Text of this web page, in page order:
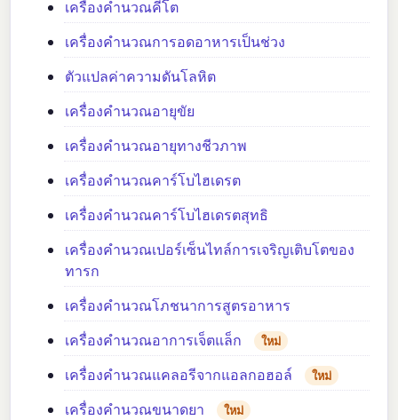
เครื่องคำนวณคีโต
เครื่องคำนวณการอดอาหารเป็นช่วง
ตัวแปลค่าความดันโลหิต
เครื่องคำนวณอายุขัย
เครื่องคำนวณอายุทางชีวภาพ
เครื่องคำนวณคาร์โบไฮเดรต
เครื่องคำนวณคาร์โบไฮเดรตสุทธิ
เครื่องคำนวณเปอร์เซ็นไทล์การเจริญเติบโตของ
ทารก
เครื่องคำนวณโภชนาการสูตรอาหาร
เครื่องคำนวณอาการเจ็ตแล็ก
ใหม่
เครื่องคำนวณแคลอรีจากแอลกอฮอล์ ใหม่
เครื่องคำนวณขนาดยา ใหม่